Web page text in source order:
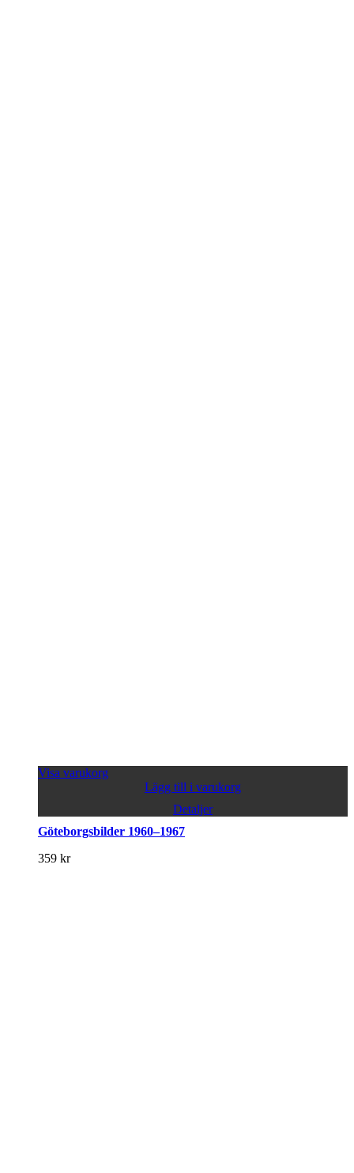
Visa varukorg
Lägg till i varukorg
Detaljer
Göteborgsbilder 1960–1967
359 kr